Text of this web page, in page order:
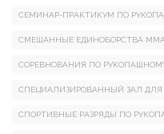
СЕМИНАР-ПРАКТИКУМ ПО
СМЕШАННЫЕ ЕДИНОБОРСТВА ММА
СОРЕВНОВАНИЯ ПО
СПЕЦИАЛИЗИРОВАННЫЙ ЗАЛ
СПОРТИВНЫЕ РАЗРЯДЫ ПО